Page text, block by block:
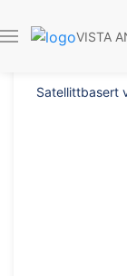
VISTA
Satellittbasert